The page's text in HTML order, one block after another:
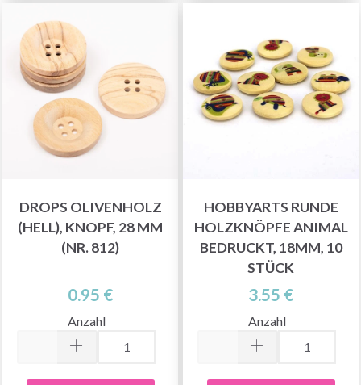
DROPS OLIVENHOLZ
(HELL), KNOPF, 28 MM
(NR. 812)
0.95 €
Anzahl
HOBBYARTS RUNDE
HOLZKNÖPFE ANIMAL
BEDRUCKT, 18MM, 10
STÜCK
3.55 €
Anzahl